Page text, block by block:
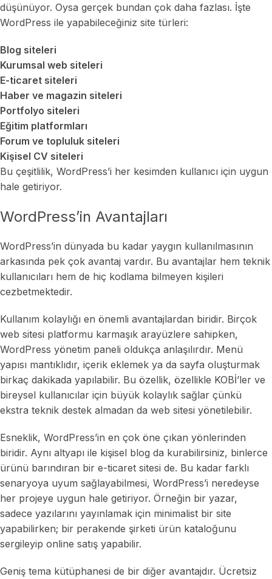
düşünüyor. Oysa gerçek bundan çok daha fazlası. İşte
WordPress ile yapabileceğiniz site türleri:
Blog siteleri
Kurumsal web siteleri
E-ticaret siteleri
Haber ve magazin siteleri
Portfolyo siteleri
Eğitim platformları
Forum ve topluluk siteleri
Kişisel CV siteleri
Bu çeşitlilik, WordPress’i her kesimden kullanıcı için uygun
hale getiriyor.
WordPress’in Avantajları
WordPress’in dünyada bu kadar yaygın kullanılmasının
arkasında pek çok avantaj vardır. Bu avantajlar hem teknik
kullanıcıları hem de hiç kodlama bilmeyen kişileri
cezbetmektedir.
Kullanım kolaylığı en önemli avantajlardan biridir. Birçok
web sitesi platformu karmaşık arayüzlere sahipken,
WordPress yönetim paneli oldukça anlaşılırdır. Menü
yapısı mantıklıdır, içerik eklemek ya da sayfa oluşturmak
birkaç dakikada yapılabilir. Bu özellik, özellikle KOBİ’ler ve
bireysel kullanıcılar için büyük kolaylık sağlar çünkü
ekstra teknik destek almadan da web sitesi yönetilebilir.
Esneklik, WordPress’in en çok öne çıkan yönlerinden
biridir. Aynı altyapı ile kişisel blog da kurabilirsiniz, binlerce
ürünü barındıran bir e-ticaret sitesi de. Bu kadar farklı
senaryoya uyum sağlayabilmesi, WordPress’i neredeyse
her projeye uygun hale getiriyor. Örneğin bir yazar,
sadece yazılarını yayınlamak için minimalist bir site
yapabilirken; bir perakende şirketi ürün kataloğunu
sergileyip online satış yapabilir.
Geniş tema kütüphanesi de bir diğer avantajdır. Ücretsiz